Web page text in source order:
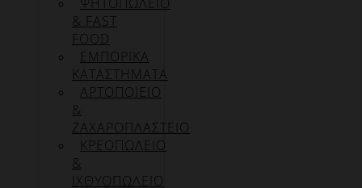
& FAST
FOOD
ΕΜΠΟΡΙΚΑ
ΚΑΤΑΣΤΗΜΑΤΑ
ΑΡΤΟΠΟΙΕΙΟ
&
ΖΑΧΑΡΟΠΛΑΣΤΕΙΟ
ΚΡΕΟΠΩΛΕΙΟ
&
ΙΧΘΥΟΠΩΛΕΙΟ